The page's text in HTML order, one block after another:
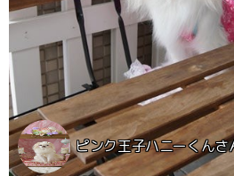
ピンク王子ハニーくんさ